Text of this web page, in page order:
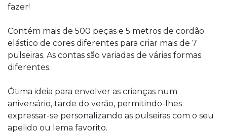
fazer!
Contém mais de 500 peças e 5 metros de cordão
elástico de cores diferentes para criar mais de 7
pulseiras. As contas são variadas de várias formas
diferentes.
Ótima ideia para envolver as crianças num
aniversário, tarde do verão, permitindo-lhes
expressar-se personalizando as pulseiras com o seu
apelido ou lema favorito.